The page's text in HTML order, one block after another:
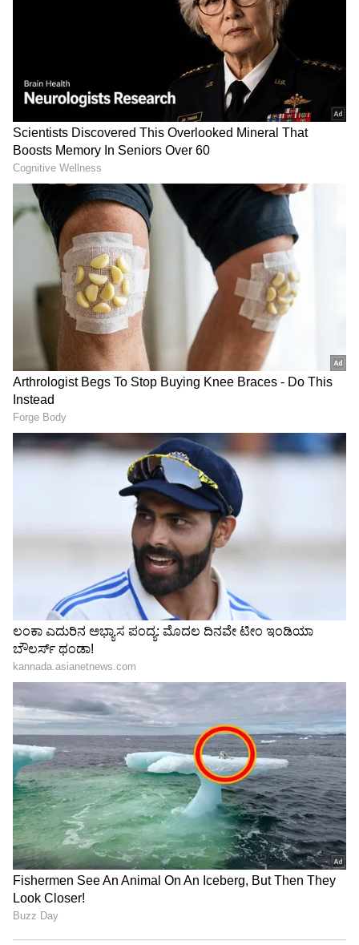
ಯಾವುದೇ ಆಸನಗಳನ್ನೂ ಸಲೀಸಾಗಿ ಮಾಡುವಲ್ಲಿ ಶಿಲ್ಪಾ
ಅವರದ್ದು ಎತ್ತಿದ ಕೈ. ಯಾವ ಯೋಗಾಸನವನ್ನೂ ಅವರು
ಮಾಡಬಲ್ಲರು. ಇದರಿಂದ ಅವರು ಸಿಕ್ಕಾಪಟ್ಟೆ ಹೆಲ್ತಿ
ಆಗಿರುವುದು ದಿಟವೇ. ಅಷ್ಟಕ್ಕೂ ದಿನವೂ ಯೋಗಾಸನ
ಮಾಡಿದರೆ ಅದರಿಂದ ಆಗುವ ಲಾಭಗಳು ಅಷ್ಟಿಷ್ಟಲ್ಲ. ಇದು
ಕೂಡ ನಿಜವೇ.
Related Articles
ನಟನೆಗೆ ಮಾತ್ರವಲ್ಲ, ಡಾನ್ಸ್​ನಲ್ಲೂ ಮುಂದು
Amruthadhaare ಭೂಮಿಕಾ: ಮೋರಿನಿಯಾಗಿ
ಮನಗೆದ್ದ ಛಾಯಾ ಸಿಂಗ್​
'ಕಪ್ಪುಮೂತಿ ಬೆಕ್ಕು' ಎಂದೋರ ಎದುರೇ ಜಾಗತಿಕ
ಬ್ರ್ಯಾಂಡ್​ ಅಂಬಾಸಿಡರ್​ ಆಗಿ ಮಿಂಚಿದ ಪ್ರಿಯಾಂಕಾ
ಚೋಪ್ರಾ
7
Image Credit : Instagram
ಬಳಕುವ ಬಳ್ಳಿ
ಆದರೆ, ಇದರ ಹೊರತಾಗಿಯೂ ಶಿಲ್ಪಾ ಶೆಟ್ಟಿಯ ವಿಷ್ಯಕ್ಕೆ
ಬರುವುದಾದರೆ, ಅವರ ಸೊಂಟವನ್ನು ನೋಡಿದಾಗ ಎಷ್ಟೋ